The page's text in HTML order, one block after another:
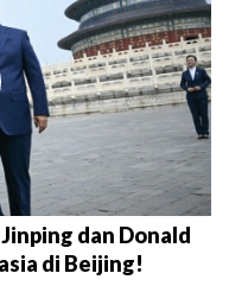
dan Donald
di Beijing!